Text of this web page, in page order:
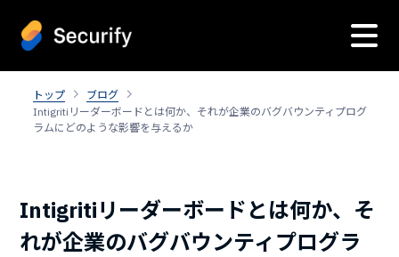
トップ
ブログ
Intigritiリーダーボードとは何か、それが企業のバグバウンティプログ
ラムにどのような影響を与えるか
Intigritiリーダーボードとは何か、そ
れが企業のバグバウンティプログラ